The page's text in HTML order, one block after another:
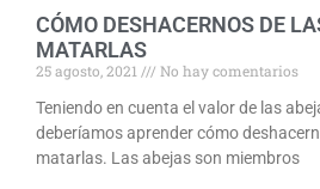
CÓMO DESHACERNOS DE
MATARLAS
25 agosto, 2021
No hay comentarios
Teniendo en cuenta el valor de las
deberíamos aprender cómo
matarlas. Las abejas son miembros